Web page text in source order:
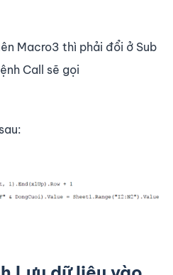
Macro3 thì phải đổi ở Sub
Call sẽ gọi